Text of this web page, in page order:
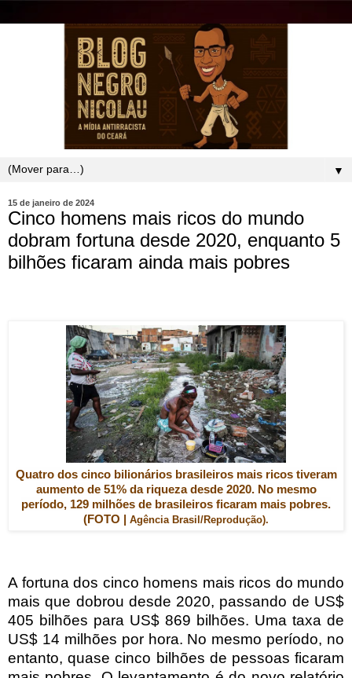
▼
15 de janeiro de 2024
Cinco homens mais ricos do mundo
dobram fortuna desde 2020, enquanto 5
bilhões ficaram ainda mais pobres
Quatro dos cinco bilionários brasileiros mais ricos tiveram
aumento de 51% da riqueza desde 2020. No mesmo
período, 129 milhões de brasileiros ficaram mais pobres.
(FOTO | Agência Brasil/Reprodução).
A fortuna dos cinco homens mais ricos do mundo
mais que dobrou desde 2020, passando de US$
405 bilhões para US$ 869 bilhões. Uma taxa de
US$ 14 milhões por hora. No mesmo período, no
entanto, quase cinco bilhões de pessoas ficaram